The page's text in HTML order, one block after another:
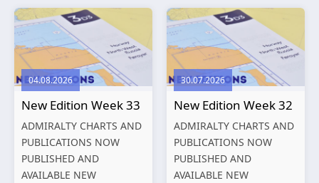
düzenleyici gereklilikleri
ve dijitalleşen
operasyonel ihtiyaçları
doğrultusunda kapsamlı
Dijital Yayınlar ve Uyum
Yönetimi çözümleri
sunmaktadır.
Hizmetlerimiz; gemi
işletmecileri, armatörler,
teknik yönetim şirketleri
ve denizcilik...
Shipping and the
Environment – A Guide to
Environmental
Compliance...
04.08.2026
New Edition Week 33
ADMIRALTY CHARTS AND
PUBLICATIONS NOW
PUBLISHED AND
AVAILABLE NEW
30.07.2026
New Edition Week 32
ADMIRALTY CHARTS AND
PUBLICATIONS NOW
PUBLISHED AND
AVAILABLE NEW